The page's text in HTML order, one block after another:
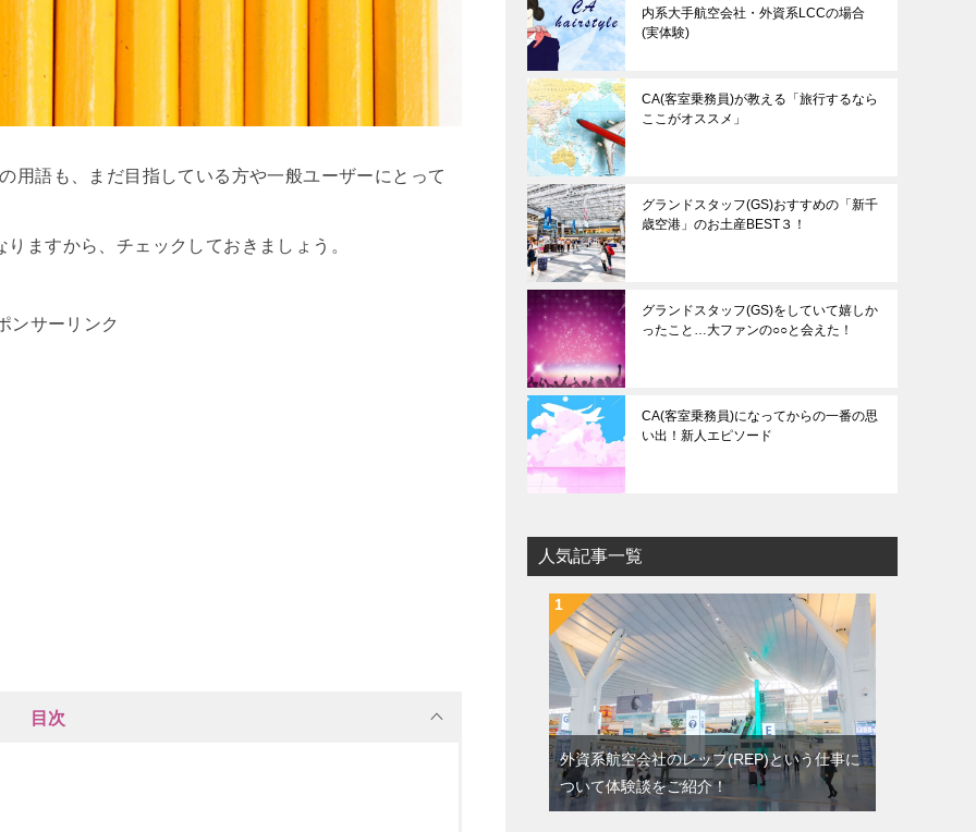
用語も、まだ目指している方や一般ユーザーにとって
ますから、チェックしておきましょう。
ンサーリンク
目次
内系大手航空会社・外資系LCCの場合
(実体験)
CA(客室乗務員)が教える「旅行するなら
ここがオススメ」
グランドスタッフ(GS)おすすめの「新千
歳空港」のお土産BEST３！
グランドスタッフ(GS)をしていて嬉しか
ったこと…大ファンの○○と会えた！
CA(客室乗務員)になってからの一番の思
い出！新人エピソード
人気記事一覧
外資系航空会社のレップ(REP)という仕事に
ついて体験談をご紹介！